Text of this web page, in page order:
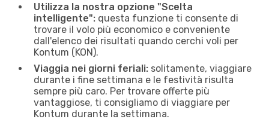
Utilizza la nostra opzione "Scelta
intelligente": questa funzione ti consente di
trovare il volo più economico e conveniente
dall'elenco dei risultati quando cerchi voli per
Kontum (KON).
Viaggia nei giorni feriali: solitamente, viaggiare
durante i fine settimana e le festività risulta
sempre più caro. Per trovare offerte più
vantaggiose, ti consigliamo di viaggiare per
Kontum durante la settimana.